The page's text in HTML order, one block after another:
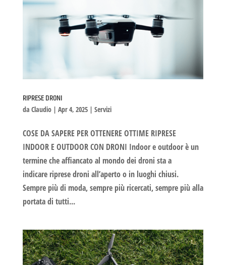
RIPRESE DRONI
da Claudio| Apr 4, 2025| Servizi
COSE DA SAPERE PER OTTENERE OTTIME RIPRESE
INDOOR E OUTDOOR CON DRONI Indoor e outdoor è un
termine che affiancato al mondo dei droni sta a
indicare riprese droni all’aperto o in luoghi chiusi.
Sempre più di moda, sempre più ricercati, sempre più alla
portata di tutti...